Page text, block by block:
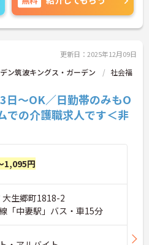
更新日：2025年12月09日
ン筑波キングス・ガーデン
社会福
日～OK／日勤帯のみもO
での介護職求人です＜非
1,095円
大生郷町1818-2
「中妻駅」バス・車15分